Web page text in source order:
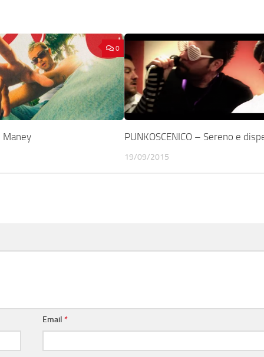
0
Maney PUNKOSCENICO – Sereno e
19/09/2015
Email*